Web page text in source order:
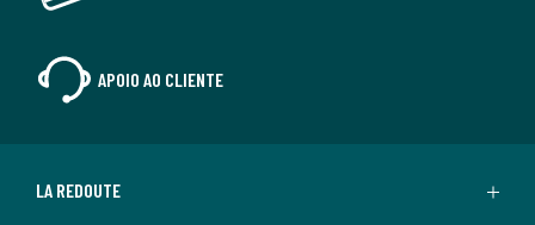
APOIO AO CLIENTE
LA REDOUTE